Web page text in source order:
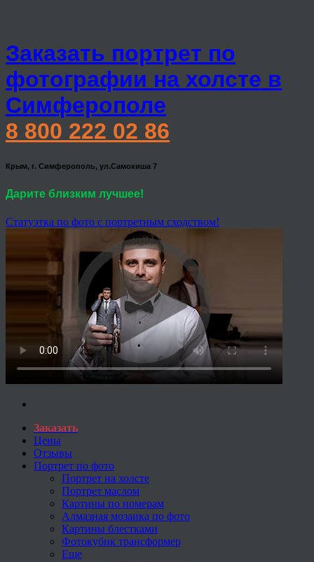
Заказать портрет по
фотографии на холсте в
Симферополе
8 800 222 02 86
Крым, г. Симферополь, ул.Самокиша 7
Дарите близким лучшее!
Статуэтка по фото с портретным сходством!
Заказать
Цены
Отзывы
Портрет по фото
Портрет на холсте
Портрет маслом
Картины по номерам
Алмазная мозаика по фото
Картины блестками
Фотокубик трансформер
Еще